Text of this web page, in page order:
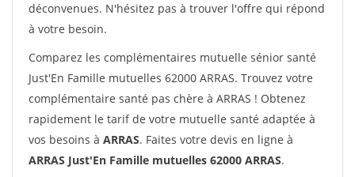
déconvenues. N'hésitez pas à trouver l'offre qui répond
à votre besoin.
Comparez les complémentaires mutuelle sénior santé
Just'En Famille mutuelles 62000 ARRAS. Trouvez votre
complémentaire santé pas chère à ARRAS ! Obtenez
rapidement le tarif de votre mutuelle santé adaptée à
vos besoins à ARRAS. Faites votre devis en ligne à
ARRAS Just'En Famille mutuelles 62000 ARRAS.